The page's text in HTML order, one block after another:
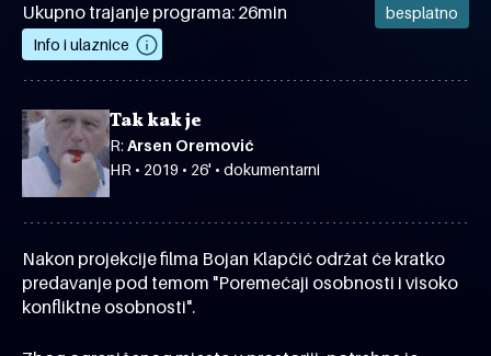
Ukupno trajanje programa: 26min
besplatno
Info i ulaznice
Tak kak je
R: Arsen Oremović
HR • 2019 • 26' • dokumentarni
Nakon projekcije filma Bojan Klapčić održat će kratko
predavanje pod temom "Poremećaji osobnosti i visoko
konfliktne osobnosti".